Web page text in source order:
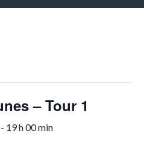
– Tour 1
- 19 h 00 min